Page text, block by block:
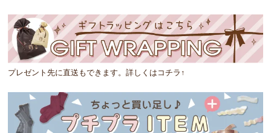
プレゼント先に直送もできます。詳しくはコチラ↑